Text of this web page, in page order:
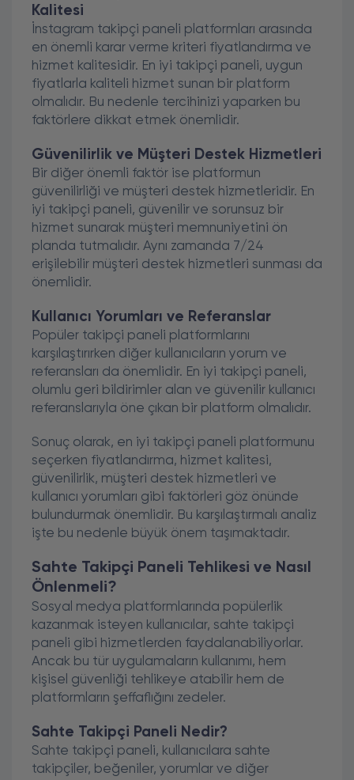
Kalitesi
İnstagram takipçi paneli platformları arasında
en önemli karar verme kriteri fiyatlandırma ve
hizmet kalitesidir. En iyi takipçi paneli, uygun
fiyatlarla kaliteli hizmet sunan bir platform
olmalıdır. Bu nedenle tercihinizi yaparken bu
faktörlere dikkat etmek önemlidir.
Güvenilirlik ve Müşteri Destek Hizmetleri
Bir diğer önemli faktör ise platformun
güvenilirliği ve müşteri destek hizmetleridir. En
iyi takipçi paneli, güvenilir ve sorunsuz bir
hizmet sunarak müşteri memnuniyetini ön
planda tutmalıdır. Aynı zamanda 7/24
erişilebilir müşteri destek hizmetleri sunması da
önemlidir.
Kullanıcı Yorumları ve Referanslar
Popüler takipçi paneli platformlarını
karşılaştırırken diğer kullanıcıların yorum ve
referansları da önemlidir. En iyi takipçi paneli,
olumlu geri bildirimler alan ve güvenilir kullanıcı
referanslarıyla öne çıkan bir platform olmalıdır.
Sonuç olarak, en iyi takipçi paneli platformunu
seçerken fiyatlandırma, hizmet kalitesi,
güvenilirlik, müşteri destek hizmetleri ve
kullanıcı yorumları gibi faktörleri göz önünde
bulundurmak önemlidir. Bu karşılaştırmalı analiz
işte bu nedenle büyük önem taşımaktadır.
Sahte Takipçi Paneli Tehlikesi ve Nasıl
Önlenmeli?
Sosyal medya platformlarında popülerlik
kazanmak isteyen kullanıcılar, sahte takipçi
paneli gibi hizmetlerden faydalanabiliyorlar.
Ancak bu tür uygulamaların kullanımı, hem
kişisel güvenliği tehlikeye atabilir hem de
platformların şeffaflığını zedeler.
Sahte Takipçi Paneli Nedir?
Sahte takipçi paneli, kullanıcılara sahte
takipçiler, beğeniler, yorumlar ve diğer